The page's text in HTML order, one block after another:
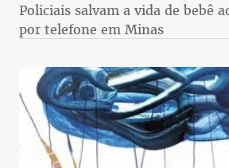
Policiais salvam a vida de bebê
por telefone em Minas